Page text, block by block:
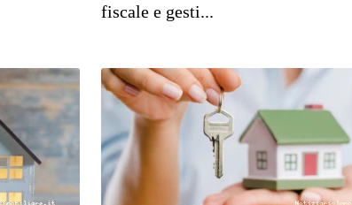
fiscale e gesti...